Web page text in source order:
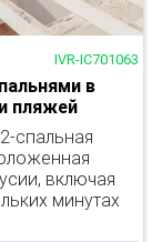
IVR-IC701063
в
пляжей
спальная
включая
минутах